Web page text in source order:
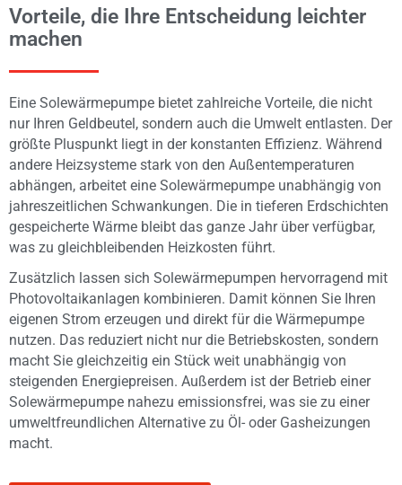
Vorteile, die Ihre Entscheidung leichter
machen
Eine Solewärmepumpe bietet zahlreiche Vorteile, die nicht
nur Ihren Geldbeutel, sondern auch die Umwelt entlasten. Der
größte Pluspunkt liegt in der konstanten Effizienz. Während
andere Heizsysteme stark von den Außentemperaturen
abhängen, arbeitet eine Solewärmepumpe unabhängig von
jahreszeitlichen Schwankungen. Die in tieferen Erdschichten
gespeicherte Wärme bleibt das ganze Jahr über verfügbar,
was zu gleichbleibenden Heizkosten führt.
Zusätzlich lassen sich Solewärmepumpen hervorragend mit
Photovoltaikanlagen kombinieren. Damit können Sie Ihren
eigenen Strom erzeugen und direkt für die Wärmepumpe
nutzen. Das reduziert nicht nur die Betriebskosten, sondern
macht Sie gleichzeitig ein Stück weit unabhängig von
steigenden Energiepreisen. Außerdem ist der Betrieb einer
Solewärmepumpe nahezu emissionsfrei, was sie zu einer
umweltfreundlichen Alternative zu Öl- oder Gasheizungen
macht.